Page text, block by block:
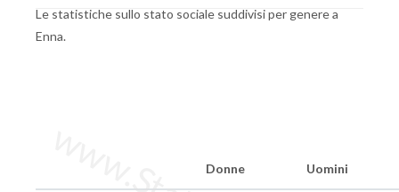
Le statistiche sullo stato sociale suddivisi per genere a
Enna.
Donne Uomini